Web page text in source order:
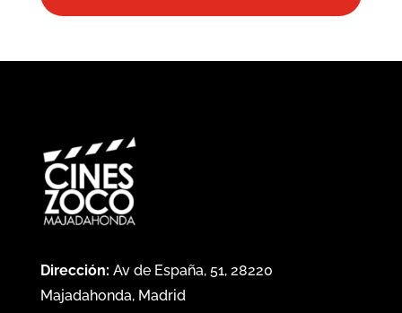
Dirección: Av de España, 51, 28220
Majadahonda, Madrid